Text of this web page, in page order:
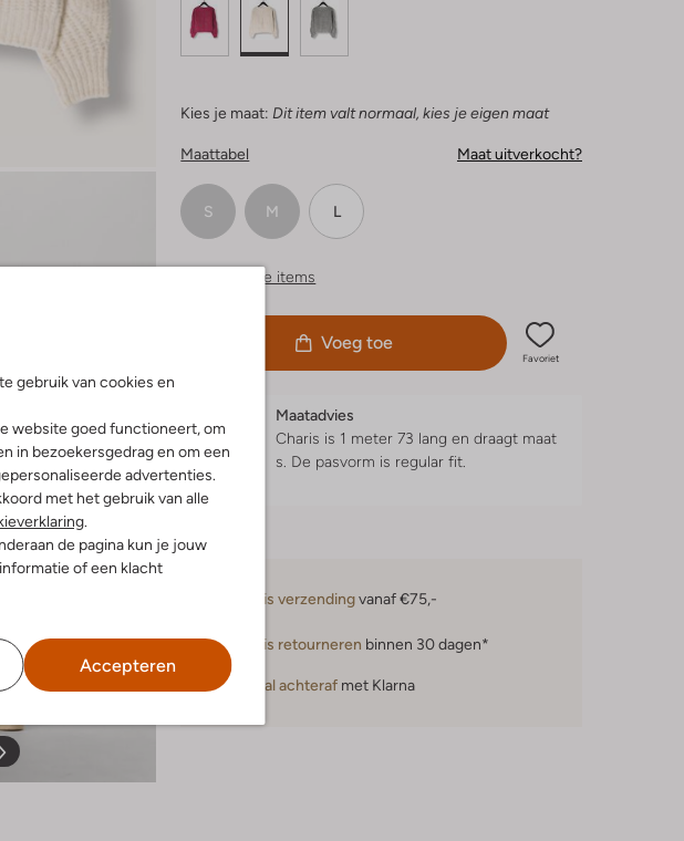
gebruik van cookies en
website goed functioneert, om
in bezoekersgedrag en om een
advertenties.
met het gebruik van alle
.
de pagina kun je jouw
of een klacht
Accepteren
Kies je maat: Dit item valt normaal, kies je eigen maat
Maattabel Maat uitverkocht?
S M L
Vergelijkbare items
Voeg toe
Favoriet
Maatadvies
Charis is 1 meter 73 lang en draagt maat
s. De pasvorm is regular fit.
Gratis verzendingvanaf €75,-
Gratis retourneren binnen 30 dagen*
Betaal achteraf met Klarna